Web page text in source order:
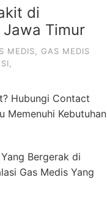
di
Timur
MEDIS
GAS MEDIS
Hubungi Contact
Memenuhi Kebutuhan
Bergerak di
Gas Medis Yang